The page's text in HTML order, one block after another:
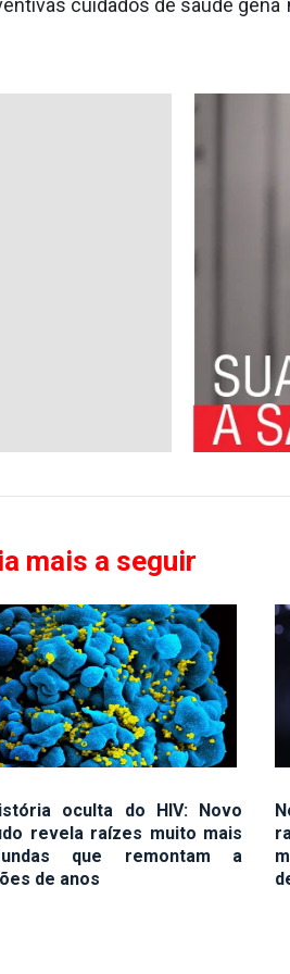
cuidados de saúde
mais a seguir
oculta do HIV: Novo
revela raízes muito mais
que remontam a
de anos